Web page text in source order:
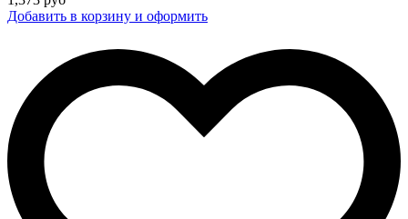
Добавить в корзину и оформить